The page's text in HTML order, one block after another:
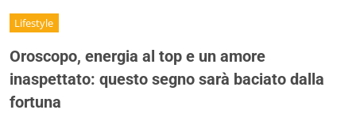
Lifestyle
Oroscopo, energia al top e un amore
inaspettato: questo segno sarà baciato dalla
fortuna